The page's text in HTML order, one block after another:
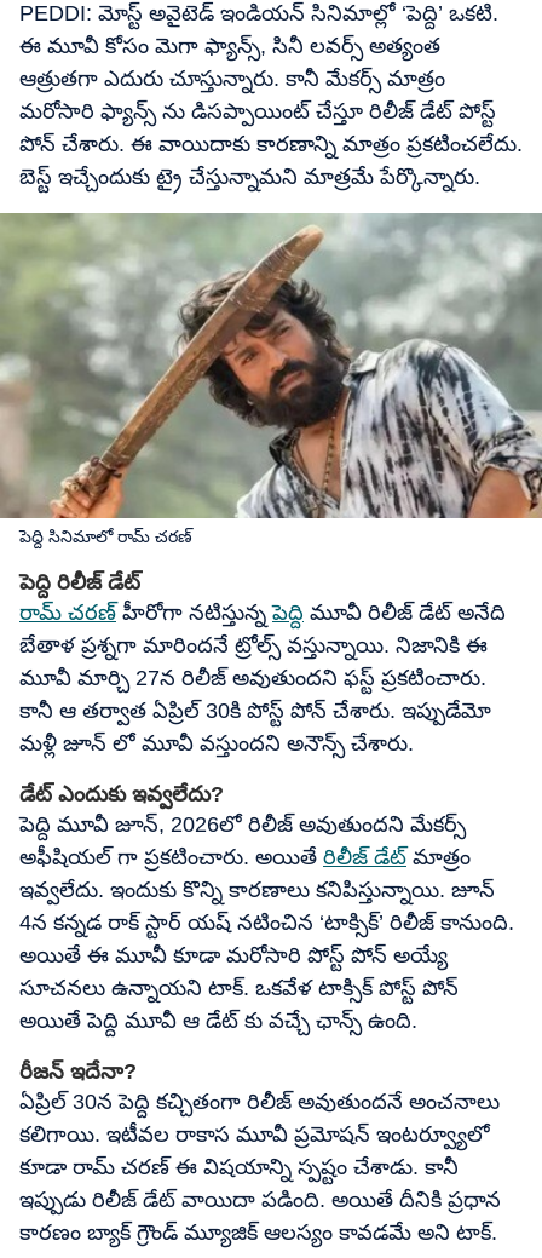
PEDDI: మోస్ట్ అవైటెడ్ ఇండియన్ సినిమాల్లో ‘పెద్ది’ ఒకటి.
ఈ మూవీ కోసం మెగా ఫ్యాన్స్, సినీ లవర్స్ అత్యంత
ఆత్రుతగా ఎదురు చూస్తున్నారు. కానీ మేకర్స్ మాత్రం
మరోసారి ఫ్యాన్స్ ను డిసప్పాయింట్ చేస్తూ రిలీజ్ డేట్ పోస్ట్
పోన్ చేశారు. ఈ వాయిదాకు కారణాన్ని మాత్రం ప్రకటించలేదు.
బెస్ట్ ఇచ్చేందుకు ట్రై చేస్తున్నామని మాత్రమే పేర్కొన్నారు.
పెద్ది సినిమాలో రామ్ చరణ్
పెద్ది రిలీజ్ డేట్
రామ్ చరణ్ హీరోగా నటిస్తున్నపెద్ది మూవీ రిలీజ్ డేట్ అనేది
బేతాళ ప్రశ్నగా మారిందనే ట్రోల్స్ వస్తున్నాయి. నిజానికి ఈ
మూవీ మార్చి 27న రిలీజ్ అవుతుందని ఫస్ట్ ప్రకటించారు.
కానీ ఆ తర్వాత ఏప్రిల్ 30కి పోస్ట్ పోన్ చేశారు. ఇప్పుడేమో
మళ్లీ జూన్ లో మూవీ వస్తుందని అనౌన్స్ చేశారు.
డేట్ ఎందుకు ఇవ్వలేదు?
పెద్ది మూవీ జూన్, 2026లో రిలీజ్ అవుతుందని మేకర్స్
అఫీషియల్ గా ప్రకటించారు. అయితే రిలీజ్ డేట్ మాత్రం
ఇవ్వలేదు. ఇందుకు కొన్ని కారణాలు కనిపిస్తున్నాయి. జూన్
4న కన్నడ రాక్ స్టార్ యష్ నటించిన ‘టాక్సిక్’ రిలీజ్ కానుంది.
అయితే ఈ మూవీ కూడా మరోసారి పోస్ట్ పోన్ అయ్యే
సూచనలు ఉన్నాయని టాక్. ఒకవేళ టాక్సిక్ పోస్ట్ పోన్
అయితే పెద్ది మూవీ ఆ డేట్ కు వచ్చే ఛాన్స్ ఉంది.
రీజన్ ఇదేనా?
ఏప్రిల్ 30న పెద్ది కచ్చితంగా రిలీజ్ అవుతుందనే అంచనాలు
కలిగాయి. ఇటీవల రాకాస మూవీ ప్రమోషన్ ఇంటర్వ్యూలో
కూడా రామ్ చరణ్ ఈ విషయాన్ని స్పష్టం చేశాడు. కానీ
ఇప్పుడు రిలీజ్ డేట్ వాయిదా పడింది. అయితే దీనికి ప్రధాన
కారణం బ్యాక్ గ్రౌండ్ మ్యూజిక్ ఆలస్యం కావడమే అని టాక్.